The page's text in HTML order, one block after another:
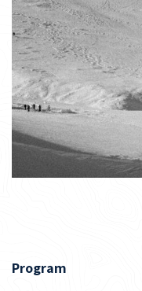
Momondo
Austrian Airlines
Wizz Air
Skyscanner
Behöver du hjälp
dig till oss på
+46 (0)
Program